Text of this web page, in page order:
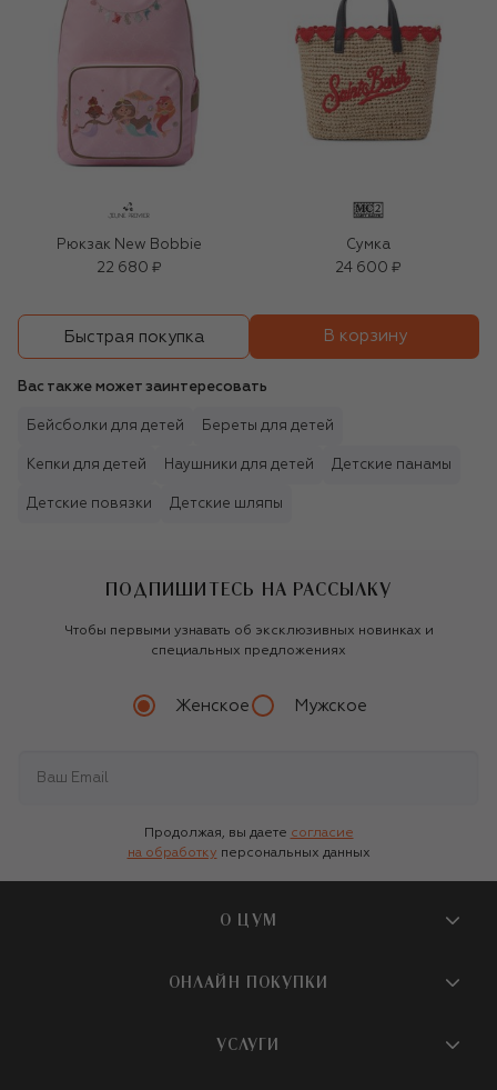
Рюкзак New Bobbie
22 680 ₽
Сумка
24 600 ₽
Быстрая покупка В корзину
Вас также может заинтересовать
Бейсболки для детей Береты для детей
Кепки для детей Наушники для детей Детские панамы
Детские повязки Детские шляпы
ПОДПИШИТЕСЬ НА РАССЫЛКУ
Чтобы первыми узнавать об эксклюзивных новинках и
специальных предложениях
Женское Мужское
Продолжая, вы даете согласие
на обработку персональных данных
О ЦУМ
О магазине
Бутики и ПВЗ ЦУМ
ОНЛАЙН ПОКУПКИ
УСЛУГИ